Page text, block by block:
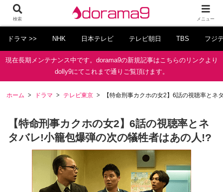
ドラマ >> NHK 日本テレビ テレビ朝日 TBS フジ
現在長期メンテナンス中です。dorama9の新規記事はこちらのリンクより
dolly9にてこれまで通りご覧頂けます。
ホーム ドラマ テレビ東京 【特命刑事カクホの女2】6話の視聴率と
【特命刑事カクホの女2】6話の視聴率とネ
タバレ!小籠包爆弾の次の犠牲者はあの人!?
検索 メニュー